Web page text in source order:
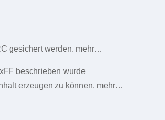
gesichert werden. mehr…
beschrieben wurde
erzeugen zu können. mehr…